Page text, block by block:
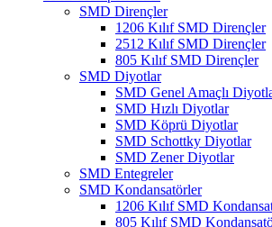
SMD Dirençler
1206 Kılıf SMD Dirençler
2512 Kılıf SMD Dirençler
805 Kılıf SMD Dirençler
SMD Diyotlar
SMD Genel Amaçlı
SMD Hızlı Diyotlar
SMD Köprü Diyotlar
SMD Schottky Diyotlar
SMD Zener Diyotlar
SMD Entegreler
SMD Kondansatörler
1206 Kılıf SMD
805 Kılıf SMD